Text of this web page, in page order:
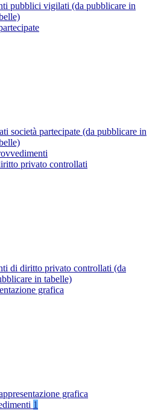
pubblici vigilati (da pubblicare in
società partecipate (da pubblicare in
privato controllati
di diritto privato controllati (da
in tabelle)
grafica
grafica
1